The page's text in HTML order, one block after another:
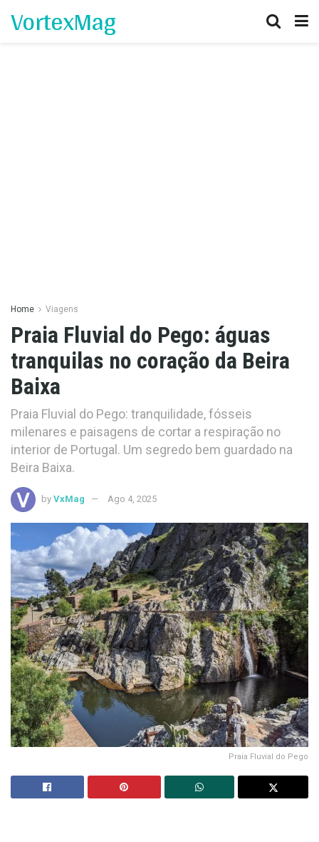
VortexMag
Home Viagens
Praia Fluvial do Pego: águas
tranquilas no coração da Beira
Baixa
Praia Fluvial do Pego: tranquilidade, fósseis
milenares e paisagens de cortar a respiração no
interior de Portugal. Um segredo bem guardado na
Beira Baixa.
by VxMag Ago 4, 2025
Praia Fluvial do Pego